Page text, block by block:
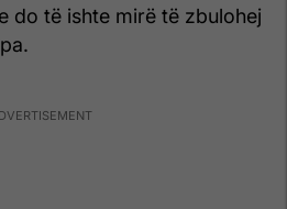
do të ishte mirë të zbulohej